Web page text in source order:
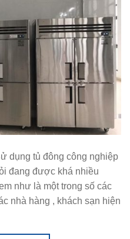
dụng tủ đông công nghiệp
đang được khá nhiều
như là một trong số các
nhà hàng , khách sạn hiện